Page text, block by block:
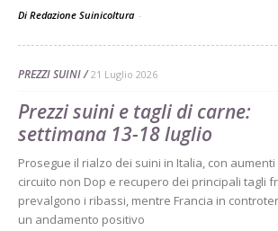
Di Redazione Suinicoltura -
PREZZI SUINI 21 Luglio 2026
Prezzi suini e tagli di carne:
settimana 13-18 luglio
Prosegue il rialzo dei suini in Italia, con
circuito non Dop e recupero dei principali tagli
prevalgono i ribassi, mentre Francia in
un andamento positivo